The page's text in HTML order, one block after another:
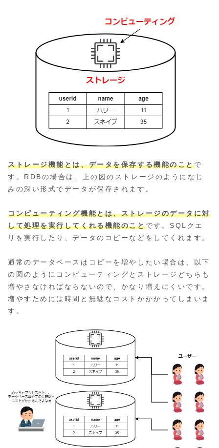
ストレージ機能とは、データを保存する機能のことで
す。RDBの場合は、上の図のストレージのようになじ
みの深い形式でデータが保存されます。
コンピューティング機能とは、ストレージのデータに対
して処理を実行してくれる機能のことです。SQLクエ
リを実行したり、データのコピーなどをしてくれます。
通常のデータベースはコピーを増やしたい場合は、以下
の図のようにコンピューティングとストレージどちらも
増やさなければならないので、かなり増えにくいです。
増やすためには時間と無駄なコストがかかってしまいま
す。